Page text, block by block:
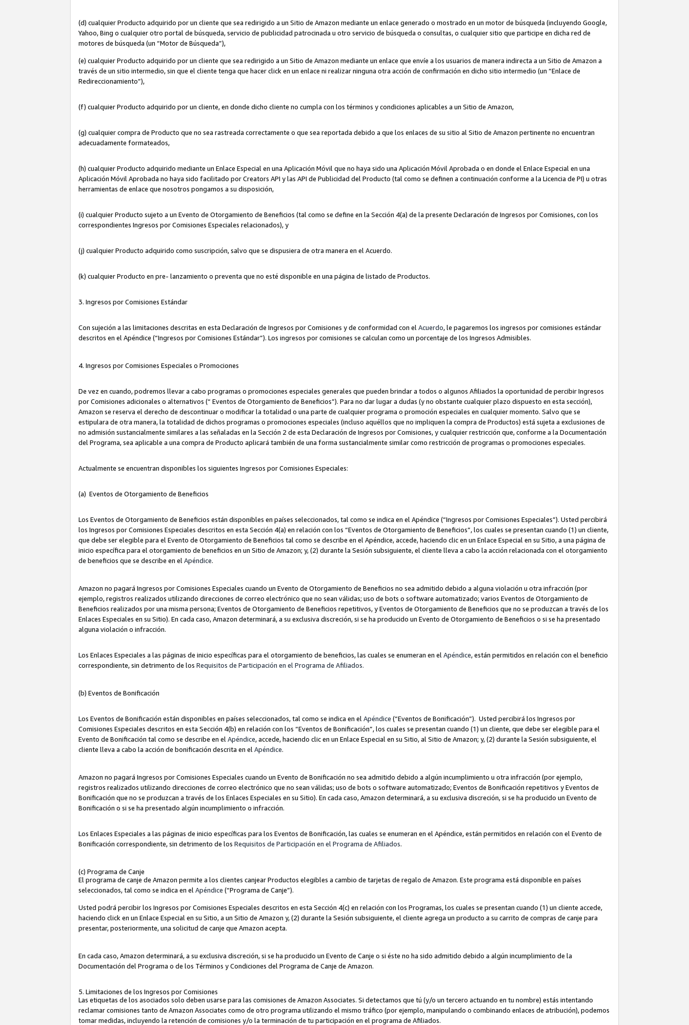
(d) cualquier Producto adquirido por un cliente que sea redirigido a un Sitio de Amazon mediante un enlace generado o mostrado en un motor de búsqueda (incluyendo Google,
Yahoo, Bing o cualquier otro portal de búsqueda, servicio de publicidad patrocinada u otro servicio de búsqueda o consultas, o cualquier sitio que participe en dicha red de
motores de búsqueda (un “Motor de Búsqueda”),
(e) cualquier Producto adquirido por un cliente que sea redirigido a un Sitio de Amazon mediante un enlace que envíe a los usuarios de manera indirecta a un Sitio de Amazon a
través de un sitio intermedio, sin que el cliente tenga que hacer click en un enlace ni realizar ninguna otra acción de confirmación en dicho sitio intermedio (un “Enlace de
Redireccionamiento”),
(f) cualquier Producto adquirido por un cliente, en donde dicho cliente no cumpla con los términos y condiciones aplicables a un Sitio de Amazon,
(g) cualquier compra de Producto que no sea rastreada correctamente o que sea reportada debido a que los enlaces de su sitio al Sitio de Amazon pertinente no encuentran
adecuadamente formateados,
(h) cualquier Producto adquirido mediante un Enlace Especial en una Aplicación Móvil que no haya sido una Aplicación Móvil Aprobada o en donde el Enlace Especial en una
Aplicación Móvil Aprobada no haya sido facilitado por Creators API y las API de Publicidad del Producto (tal como se definen a continuación conforme a la Licencia de PI) u otras
herramientas de enlace que nosotros pongamos a su disposición,
(i) cualquier Producto sujeto a un Evento de Otorgamiento de Beneficios (tal como se define en la Sección 4(a) de la presente Declaración de Ingresos por Comisiones, con los
correspondientes Ingresos por Comisiones Especiales relacionados), y
(j) cualquier Producto adquirido como suscripción, salvo que se dispusiera de otra manera en el Acuerdo.
(k) cualquier Producto en pre- lanzamiento o preventa que no esté disponible en una página de listado de Productos.
3. Ingresos por Comisiones Estándar
Con sujeción a las limitaciones descritas en esta Declaración de Ingresos por Comisiones y de conformidad con el Acuerdo, le pagaremos los ingresos por comisiones estándar
descritos en el Apéndice (“Ingresos por Comisiones Estándar”). Los ingresos por comisiones se calculan como un porcentaje de los Ingresos Admisibles.
4. Ingresos por Comisiones Especiales o Promociones
De vez en cuando, podremos llevar a cabo programas o promociones especiales generales que pueden brindar a todos o algunos Afiliados la oportunidad de percibir Ingresos
por Comisiones adicionales o alternativos (“ Eventos de Otorgamiento de Beneficios”). Para no dar lugar a dudas (y no obstante cualquier plazo dispuesto en esta sección),
Amazon se reserva el derecho de descontinuar o modificar la totalidad o una parte de cualquier programa o promoción especiales en cualquier momento. Salvo que se
estipulara de otra manera, la totalidad de dichos programas o promociones especiales (incluso aquéllos que no impliquen la compra de Productos) está sujeta a exclusiones de
no admisión sustancialmente similares a las señaladas en la Sección 2 de esta Declaración de Ingresos por Comisiones, y cualquier restricción que, conforme a la Documentación
del Programa, sea aplicable a una compra de Producto aplicará también de una forma sustancialmente similar como restricción de programas o promociones especiales.
Actualmente se encuentran disponibles los siguientes Ingresos por Comisiones Especiales:
(a) Eventos de Otorgamiento de Beneficios
Los Eventos de Otorgamiento de Beneficios están disponibles en países seleccionados, tal como se indica en el Apéndice (“Ingresos por Comisiones Especiales”). Usted percibirá
los Ingresos por Comisiones Especiales descritos en esta Sección 4(a) en relación con los “Eventos de Otorgamiento de Beneficios”, los cuales se presentan cuando (1) un cliente,
que debe ser elegible para el Evento de Otorgamiento de Beneficios tal como se describe en el Apéndice, accede, haciendo clic en un Enlace Especial en su Sitio, a una página de
inicio específica para el otorgamiento de beneficios en un Sitio de Amazon; y, (2) durante la Sesión subsiguiente, el cliente lleva a cabo la acción relacionada con el otorgamiento
de beneficios que se describe en el Apéndice.
Amazon no pagará Ingresos por Comisiones Especiales cuando un Evento de Otorgamiento de Beneficios no sea admitido debido a alguna violación u otra infracción (por
ejemplo, registros realizados utilizando direcciones de correo electrónico que no sean válidas; uso de bots o software automatizado; varios Eventos de Otorgamiento de
Beneficios realizados por una misma persona; Eventos de Otorgamiento de Beneficios repetitivos, y Eventos de Otorgamiento de Beneficios que no se produzcan a través de los
Enlaces Especiales en su Sitio). En cada caso, Amazon determinará, a su exclusiva discreción, si se ha producido un Evento de Otorgamiento de Beneficios o si se ha presentado
alguna violación o infracción.
Los Enlaces Especiales a las páginas de inicio específicas para el otorgamiento de beneficios, las cuales se enumeran en el Apéndice, están permitidos en relación con el beneficio
correspondiente, sin detrimento de los Requisitos de Participación en el Programa de Afiliados.
(b) Eventos de Bonificación
Los Eventos de Bonificación están disponibles en países seleccionados, tal como se indica en el Apéndice (“Eventos de Bonificación”). Usted percibirá los Ingresos por
Comisiones Especiales descritos en esta Sección 4(b) en relación con los “Eventos de Bonificación”, los cuales se presentan cuando (1) un cliente, que debe ser elegible para el
Evento de Bonificación tal como se describe en el Apéndice, accede, haciendo clic en un Enlace Especial en su Sitio, al Sitio de Amazon; y, (2) durante la Sesión subsiguiente, el
cliente lleva a cabo la acción de bonificación descrita en el Apéndice.
Amazon no pagará Ingresos por Comisiones Especiales cuando un Evento de Bonificación no sea admitido debido a algún incumplimiento u otra infracción (por ejemplo,
registros realizados utilizando direcciones de correo electrónico que no sean válidas; uso de bots o software automatizado; Eventos de Bonificación repetitivos y Eventos de
Bonificación que no se produzcan a través de los Enlaces Especiales en su Sitio). En cada caso, Amazon determinará, a su exclusiva discreción, si se ha producido un Evento de
Bonificación o si se ha presentado algún incumplimiento o infracción.
Los Enlaces Especiales a las páginas de inicio específicas para los Eventos de Bonificación, las cuales se enumeran en el Apéndice, están permitidos en relación con el Evento de
Bonificación correspondiente, sin detrimento de los Requisitos de Participación en el Programa de Afiliados.
(c) Programa de Canje
El programa de canje de Amazon permite a los clientes canjear Productos elegibles a cambio de tarjetas de regalo de Amazon. Este programa está disponible en países
seleccionados, tal como se indica en el Apéndice (“Programa de Canje”).
Usted podrá percibir los Ingresos por Comisiones Especiales descritos en esta Sección 4(c) en relación con los Programas, los cuales se presentan cuando (1) un cliente accede,
haciendo click en un Enlace Especial en su Sitio, a un Sitio de Amazon y, (2) durante la Sesión subsiguiente, el cliente agrega un producto a su carrito de compras de canje para
presentar, posteriormente, una solicitud de canje que Amazon acepta.
En cada caso, Amazon determinará, a su exclusiva discreción, si se ha producido un Evento de Canje o si éste no ha sido admitido debido a algún incumplimiento de la
Documentación del Programa o de los Términos y Condiciones del Programa de Canje de Amazon.
5. Limitaciones de los Ingresos por Comisiones
Las etiquetas de los asociados solo deben usarse para las comisiones de Amazon Associates. Si detectamos que tú (y/o un tercero actuando en tu nombre) estás intentando
reclamar comisiones tanto de Amazon Associates como de otro programa utilizando el mismo tráfico (por ejemplo, manipulando o combinando enlaces de atribución), podemos
tomar medidas, incluyendo la retención de comisiones y/o la terminación de tu participación en el programa de Afiliados.